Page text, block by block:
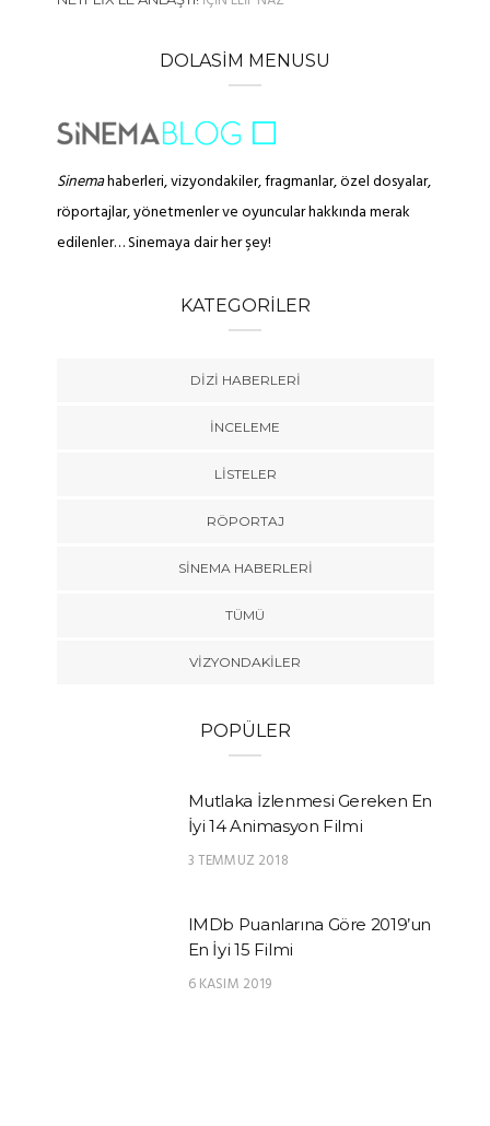
DOLASIM MENUSU
Sinemahaberleri, vizyondakiler, fragmanlar, özel dosyalar,
röportajlar, yönetmenler ve oyuncular hakkında merak
edilenler… Sinemaya dair her şey!
KATEGORILER
DIZI HABERLERI
İNCELEME
LISTELER
RÖPORTAJ
SINEMA HABERLERI
TÜMÜ
VIZYONDAKILER
POPÜLER
Mutlaka İzlenmesi Gereken En
İyi 14 Animasyon Filmi
3 TEMMUZ 2018
IMDb Puanlarına Göre 2019’un
En İyi 15 Filmi
6 KASIM 2019